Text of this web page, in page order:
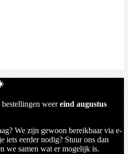
weereind augustus
We zijn gewoon bereikbaar via e-
iets eerder nodig? Stuur ons dan
we samen wat er mogelijk is.